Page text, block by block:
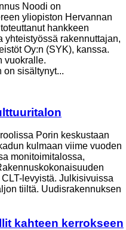
Noodi on
yliopiston Hervannan
hankkeen
yhteistyössä rakennuttajan,
Oy:n (SYK), kanssa.
vuokralle.
on sisältynyt...
Porin keskustaan
kulmaan viime vuoden
moni­toimitalossa,
levyistä. Julkisivuissa
tiiltä. Uudisrakennuksen
kahteen kerrokseen